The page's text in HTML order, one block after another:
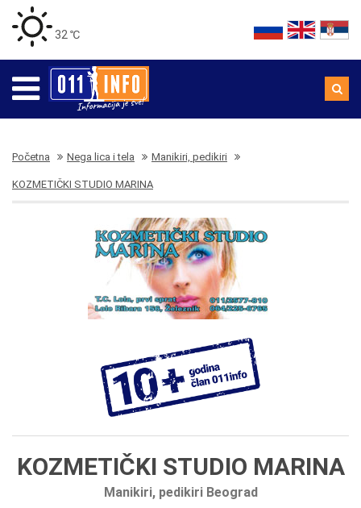
32 ℃
Početna Nega lica i tela Manikiri, pedikiri
KOZMETIČKI STUDIO MARINA
KOZMETIČKI STUDIO MARINA
Manikiri, pedikiri Beograd